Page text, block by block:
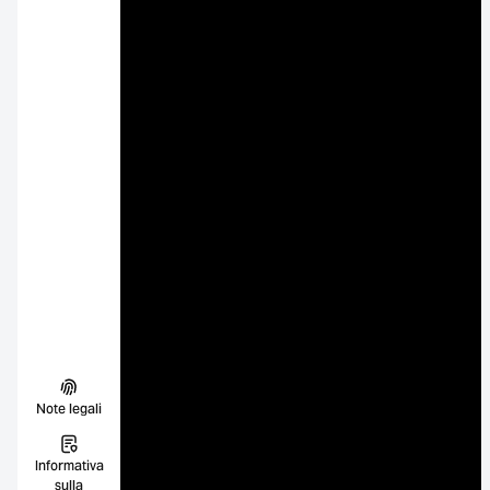
Note legali
Informativa
sulla